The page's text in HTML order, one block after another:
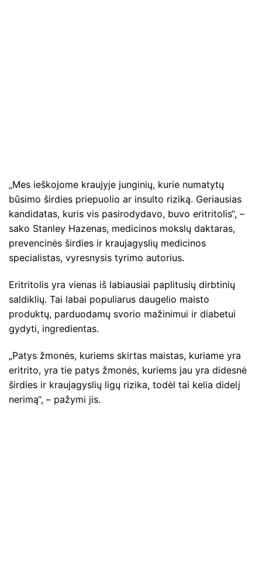
„Mes ieškojome kraujyje junginių, kurie numatytų
būsimo širdies priepuolio ar insulto riziką. Geriausias
kandidatas, kuris vis pasirodydavo, buvo eritritolis“, –
sako Stanley Hazenas, medicinos mokslų daktaras,
prevencinės širdies ir kraujagyslių medicinos
specialistas, vyresnysis tyrimo autorius.
Eritritolis yra vienas iš labiausiai paplitusių dirbtinių
saldiklių. Tai labai populiarus daugelio maisto
produktų, parduodamų svorio mažinimui ir diabetui
gydyti, ingredientas.
„Patys žmonės, kuriems skirtas maistas, kuriame yra
eritrito, yra tie patys žmonės, kuriems jau yra didesnė
širdies ir kraujagyslių ligų rizika, todėl tai kelia didelį
nerimą“, – pažymi jis.